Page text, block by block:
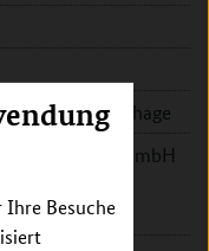
Ihre Besuche
Voelcker-Rehage
Bremen gGmbH